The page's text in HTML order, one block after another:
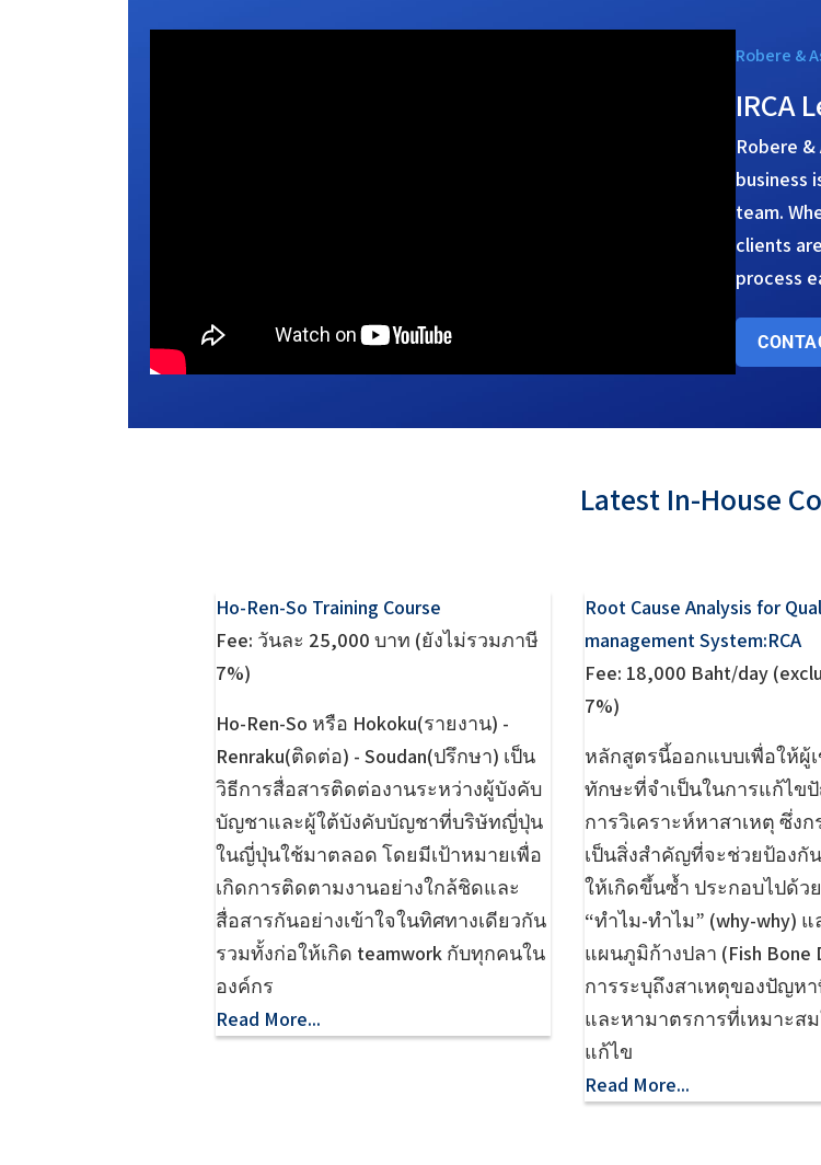
Robere &
IRCA
Robere
business
team.
clients
process
Latest In-House
Ho-Ren-So Training Course
Fee: วันละ 25,000 บาท (ยังไม่รวมภาษี
7%)
Ho-Ren-So หรือ Hokoku(รายงาน) -
Renraku(ติดต่อ) - Soudan(ปรึกษา) เป็น
วิธีการสื่อสารติดต่องานระหว่างผู้บังคับ
บัญชาและผู้ใต้บังคับบัญชาที่บริษัทญี่ปุ่น
ในญี่ปุ่นใช้มาตลอด โดยมีเป้าหมายเพื่อ
เกิดการติดตามงานอย่างใกล้ชิดและ
สื่อสารกันอย่างเข้าใจในทิศทางเดียวกัน
รวมทั้งก่อให้เกิด teamwork กับทุกคนใน
องค์กร
Read More...
Root Cause Analysis for
management System:RCA
Fee: 18,000 Baht/day
7%)
หลักสูตรนี้ออกแบบเพื่อให้ผู้
ทักษะที่จำเป็นในการแก้ไข
การวิเคราะห์หาสาเหตุ ซึ่ง
เป็นสิ่งสำคัญที่จะช่วยป้องกั
ให้เกิดขึ้นซ้ำ ประกอบไปด้ว
“ทำไม-ทำไม” (why-why)
แผนภูมิก้างปลา (Fish Bone
การระบุถึงสาเหตุของปัญห
และหามาตรการที่เหมาะส
แก้ไข
Read More...